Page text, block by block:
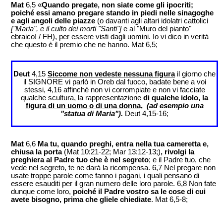
Mat 6,5 «Quando pregate, non siate come gli ipocriti;
poiché essi amano pregare stando in piedi nelle sinagoghe
e agli angoli delle piazze (o davanti agli altari idolatri cattolici
["Maria", e il culto dei morti "Santi"]e al "Muro del pianto"
ebraico! / FH), per essere visti dagli uomini. Io vi dico in verità
che questo è il premio che ne hanno. Mat 6,5;
Deut 4,15 Siccome non vedeste nessuna figurail giorno che
il SIGNORE vi parlò in Oreb dal fuoco, badate bene a voi
stessi, 4,16 affinché non vi corrompiate e non vi facciate
qualche scultura, la rappresentazione di qualche idolo, la
figura di un uomo o di una donna, (ad esempio una
"statua di Maria"). Deut 4,15-16;
Mat 6,6 Ma tu, quando preghi, entra nella tua cameretta e,
chiusa la porta (Mat 10:21-22; Mar 13:12-13;), rivolgi la
preghiera al Padre tuo che è nel segreto; e il Padre tuo, che
vede nel segreto, te ne darà la ricompensa. 6,7 Nel pregare non
usate troppe parole come fanno i pagani, i quali pensano di
essere esauditi per il gran numero delle loro parole. 6,8 Non fate
dunque come loro, poiché il Padre vostro sa le cose di cui
avete bisogno, prima che gliele chiediate. Mat 6,5-8;